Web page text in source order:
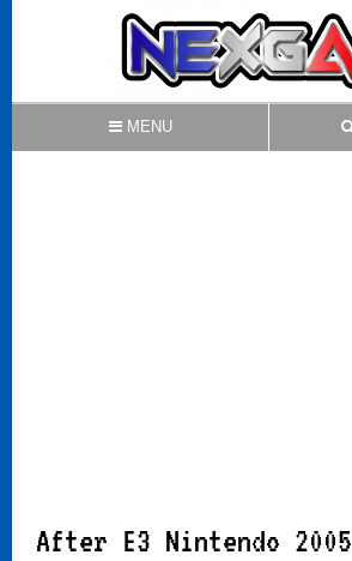
MENU
After E3 Nintendo 2005